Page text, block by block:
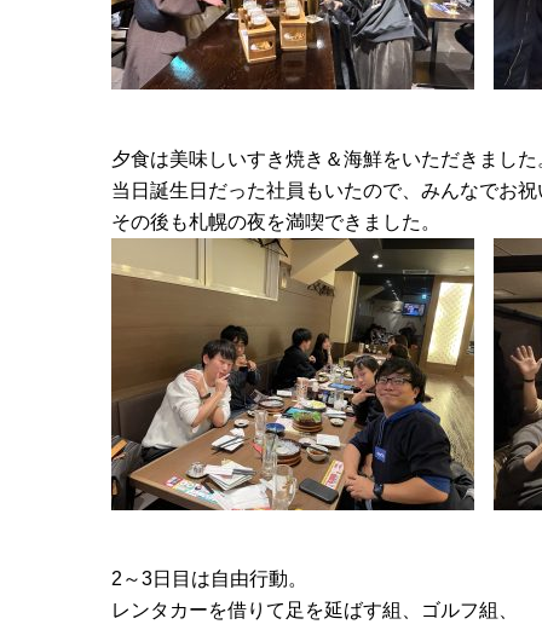
夕食は美味しいすき焼き＆海鮮をいただきました
当日誕生日だった社員もいたので、みんなでお祝
その後も札幌の夜を満喫できました。
2～3日目は自由行動。
レンタカーを借りて足を延ばす組、ゴルフ組、